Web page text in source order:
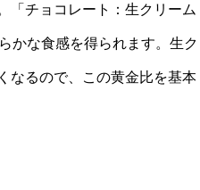
「チョコレート：生クリーム
かな食感を得られます。生ク
なるので、この黄金比を基本